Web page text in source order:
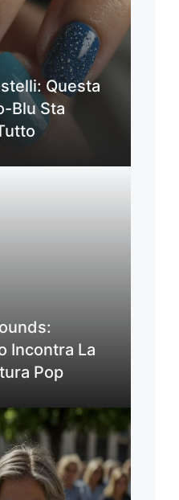
Questa
Blu Sta
Incontra La
Pop